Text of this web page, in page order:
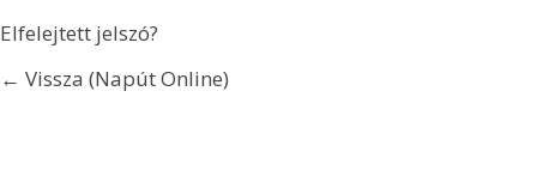
Elfelejtett jelszó?
← Vissza (Napút Online)